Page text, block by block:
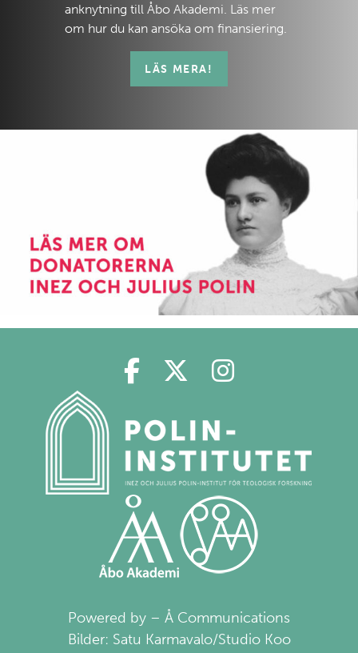
anknytning till Åbo Akademi. Läs mer
om hur du kan ansöka om finansiering.
LÄS MERA!
Powered by – Å Communications
Bilder: Satu Karmavalo/Studio Koo